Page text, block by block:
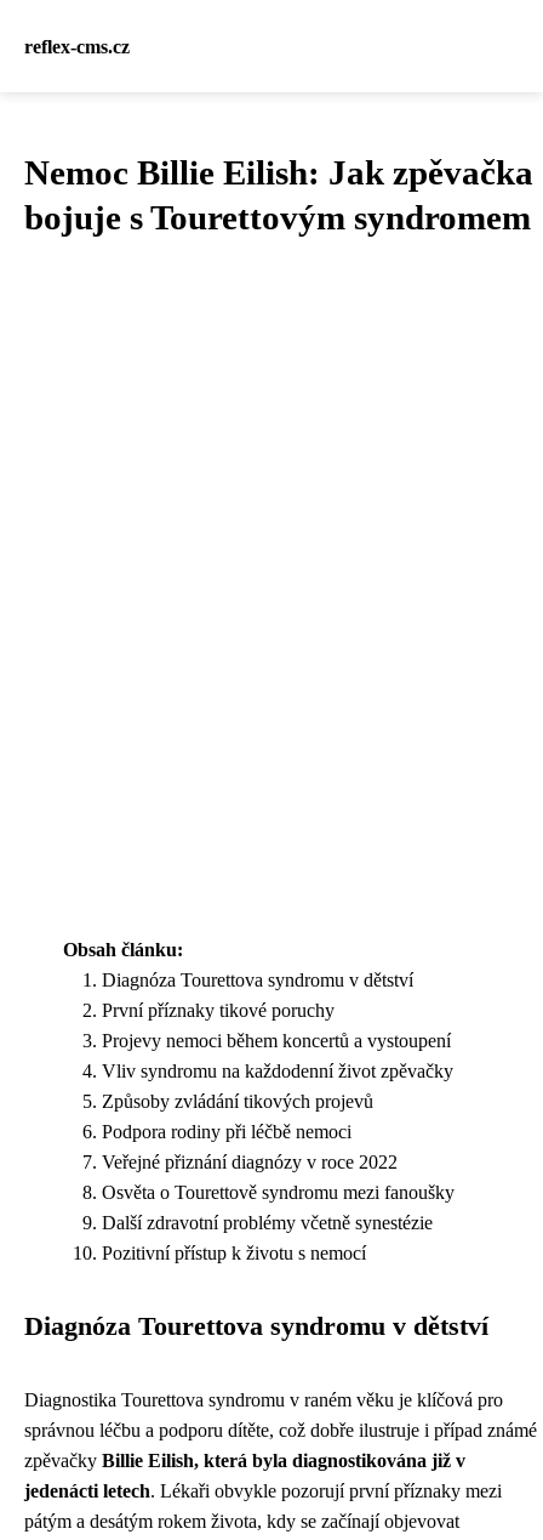
reflex-cms.cz
Nemoc Billie Eilish: Jak zpěvačka
bojuje s Tourettovým syndromem
Obsah článku:
Diagnóza Tourettova syndromu v dětství
První příznaky tikové poruchy
Projevy nemoci během koncertů a vystoupení
Vliv syndromu na každodenní život zpěvačky
Způsoby zvládání tikových projevů
Podpora rodiny při léčbě nemoci
Veřejné přiznání diagnózy v roce 2022
Osvěta o Tourettově syndromu mezi fanoušky
Další zdravotní problémy včetně synestézie
Pozitivní přístup k životu s nemocí
Diagnóza Tourettova syndromu v dětství
Diagnostika Tourettova syndromu v raném věku je klíčová pro
správnou léčbu a podporu dítěte, což dobře ilustruje i případ známé
zpěvačky Billie Eilish, která byla diagnostikována již v
jedenácti letech. Lékaři obvykle pozorují první příznaky mezi
pátým a desátým rokem života, kdy se začínají objevovat